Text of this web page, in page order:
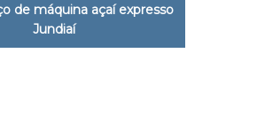
de máquina açaí expresso
Jundiaí